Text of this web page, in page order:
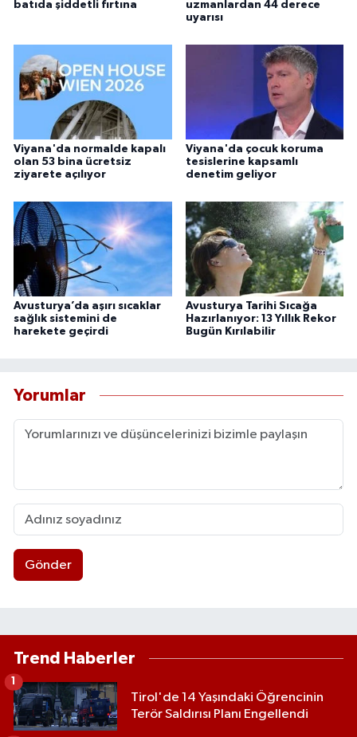
batıda şiddetli fırtına
uzmanlardan 44 derece
uyarısı
Viyana'da normalde kapalı
olan 53 bina ücretsiz
ziyarete açılıyor
Viyana'da çocuk koruma
tesislerine kapsamlı
denetim geliyor
Avusturya’da aşırı sıcaklar
sağlık sistemini de
harekete geçirdi
Avusturya Tarihi Sıcağa
Hazırlanıyor: 13 Yıllık Rekor
Bugün Kırılabilir
Yorumlar
Gönder
Trend Haberler
Tirol'de 14 Yaşındaki Öğrencinin
Terör Saldırısı Planı Engellendi
1